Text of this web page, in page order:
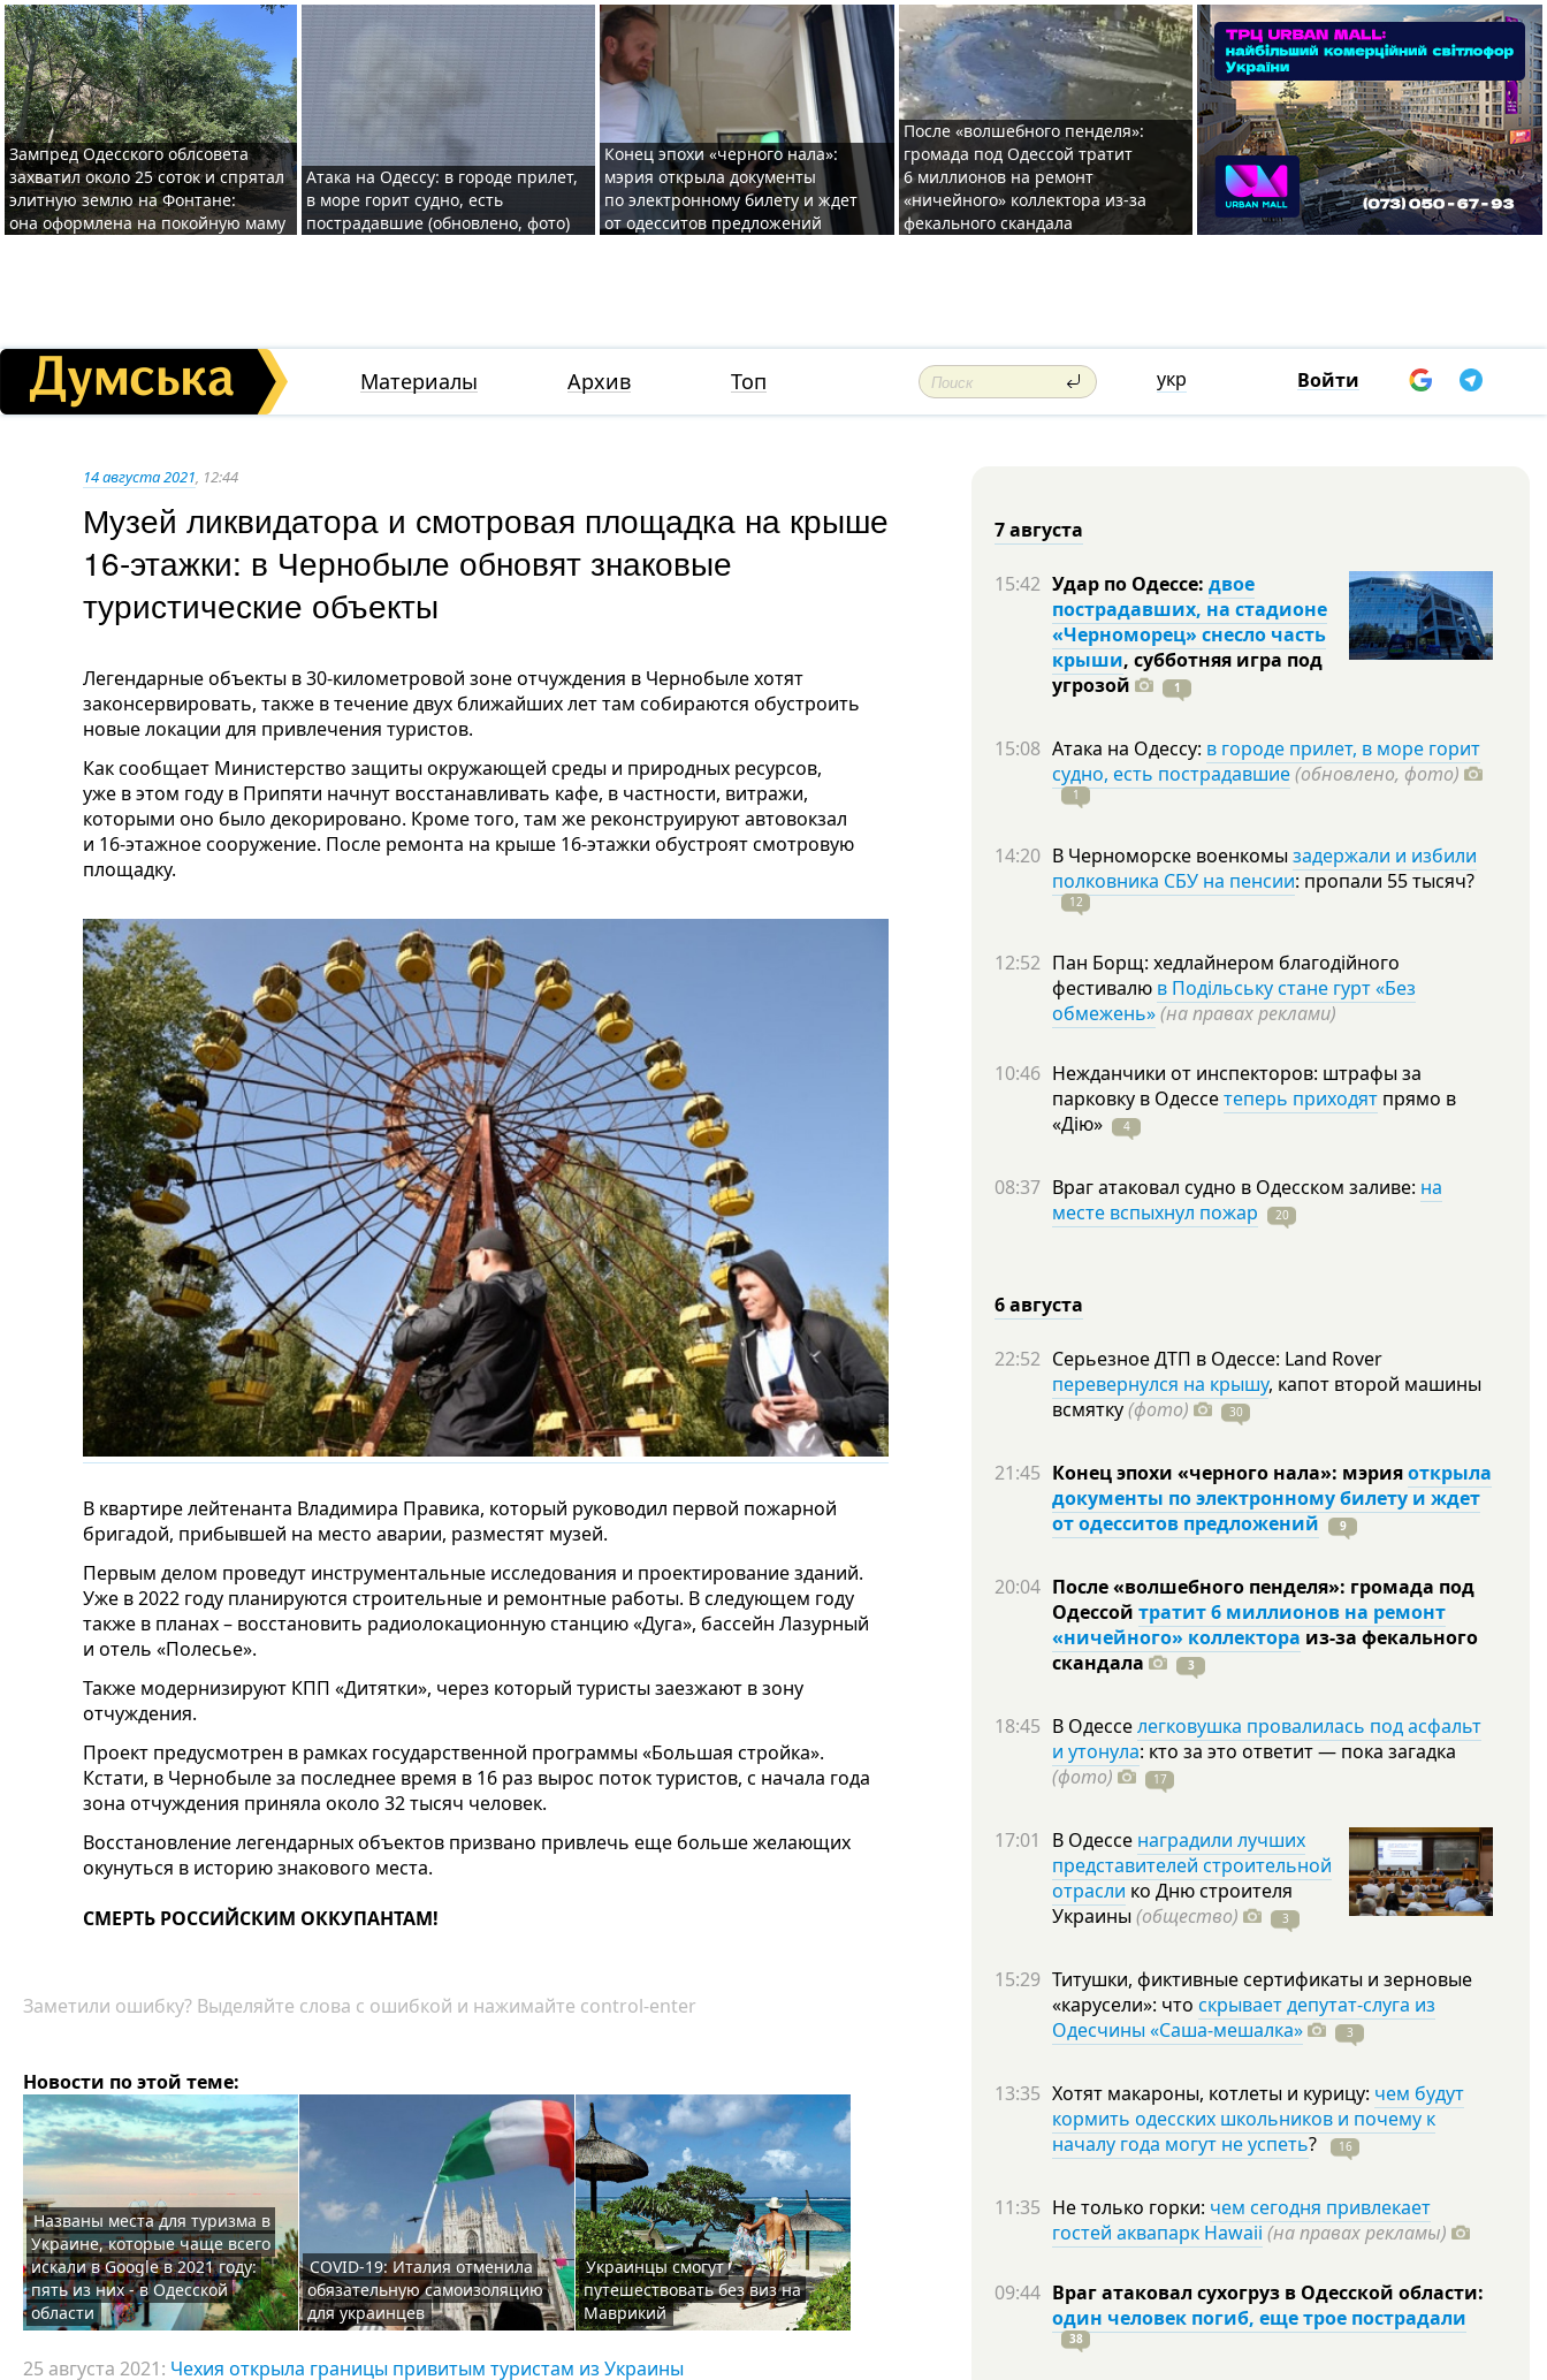
Зампред Одесского облсовета
захватил около 25 соток и спрятал
элитную землю на Фонтане:
она оформлена на покойную маму
Атака на Одессу: в городе прилет,
в море горит судно, есть
пострадавшие (обновлено, фото)
Конец эпохи «черного нала»:
мэрия открыла документы
по электронному билету и ждет
от одесситов предложений
После «волшебного пенделя»:
громада под Одессой тратит
6 миллионов на ремонт
«ничейного» коллектора из-за
фекального скандала
Материалы Архив Топ укр Войти
14 августа 2021, 12:44
Музей ликвидатора и смотровая площадка на крыше
16-этажки: в Чернобыле обновят знаковые
туристические объекты
Легендарные объекты в 30-километровой зоне отчуждения в Чернобыле хотят
законсервировать, также в течение двух ближайших лет там собираются обустроить
новые локации для привлечения туристов.
Как сообщает Министерство защиты окружающей среды и природных ресурсов,
уже в этом году в Припяти начнут восстанавливать кафе, в частности, витражи,
которыми оно было декорировано. Кроме того, там же реконструируют автовокзал
и 16-этажное сооружение. После ремонта на крыше 16-этажки обустроят смотровую
площадку.
В квартире лейтенанта Владимира Правика, который руководил первой пожарной
бригадой, прибывшей на место аварии, разместят музей.
Первым делом проведут инструментальные исследования и проектирование зданий.
Уже в 2022 году планируются строительные и ремонтные работы. В следующем году
также в планах – восстановить радиолокационную станцию «Дуга», бассейн Лазурный
и отель «Полесье».
Также модернизируют КПП «Дитятки», через который туристы заезжают в зону
отчуждения.
Проект предусмотрен в рамках государственной программы «Большая стройка».
Кстати, в Чернобыле за последнее время в 16 раз вырос поток туристов, с начала года
зона отчуждения приняла около 32 тысяч человек.
Восстановление легендарных объектов призвано привлечь еще больше желающих
окунуться в историю знакового места.
СМЕРТЬ РОССИЙСКИМ ОККУПАНТАМ!
Заметили ошибку? Выделяйте слова с ошибкой и нажимайте control-enter
Новости по этой теме:
Названы места для туризма в
Украине, которые чаще всего
искали в Google в 2021 году:
пять из них - в Одесской
области
COVID-19: Италия отменила
обязательную самоизоляцию
для украинцев
Украинцы смогут
путешествовать без виз на
Маврикий
25 августа 2021: Чехия открыла границы привитым туристам из Украины
7 августа
15:42 Удар по Одессе: двое
пострадавших, на стадионе
«Черноморец» снесло часть
крыши, субботняя игра под
угрозой
1
15:08 Атака на Одессу: в городе прилет, в море горит
судно, есть пострадавшие(обновлено, фото)
1
14:20 В Черноморске военкомы задержали и избили
полковника СБУ на пенсии: пропали 55тысяч?
12
12:52 Пан Борщ: хедлайнером благодійного
фестивалю в Подільську стане гурт «Без
обмежень»(на правах реклами)
10:46 Нежданчики от инспекторов: штрафы за
парковку в Одессетеперь приходят прямо в
«Дію»
4
08:37 Враг атаковал судно в Одесском заливе: на
месте вспыхнул пожар
20
6 августа
22:52 Серьезное ДТП в Одессе: Land Rover
перевернулся на крышу, капот второй машины
всмятку(фото) 30
21:45 Конец эпохи «черного нала»: мэрияоткрыла
документы по электронному билету и ждет
от одесситов предложений
9
20:04 После «волшебного пенделя»: громада под
Одессой тратит 6 миллионов на ремонт
«ничейного» коллектора из-за фекального
скандала
3
18:45 В Одесселегковушка провалилась под асфальт
и утонула: кто за это ответит — пока загадка
(фото)
17
17:01 В Одессе наградили лучших
представителей строительной
отрасли ко Дню строителя
Украины (общество) 3
15:29 Титушки, фиктивные сертификаты и зерновые
«карусели»: что скрывает депутат-слуга из
Одесчины «Саша-мешалка»
3
13:35 Хотят макароны, котлеты и курицу: чем будут
кормить одесских школьников и почему к
началу года могут не успеть? 16
11:35 Не только горки: чем сегодня привлекает
гостей аквапарк Hawaii (на правах рекламы)
09:44 Враг атаковал сухогруз в Одесской области:
один человек погиб, еще трое пострадали
38